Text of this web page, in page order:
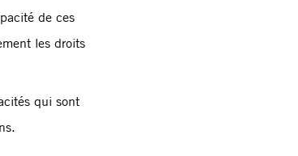
de ces
les droits
qui sont